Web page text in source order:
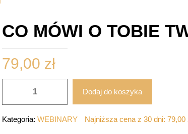
CO MÓWI O TOBIE
79,00 zł
Dodaj do koszyka
Kategoria: WEBINARY Najniższa cena z 30 dni: 79,00